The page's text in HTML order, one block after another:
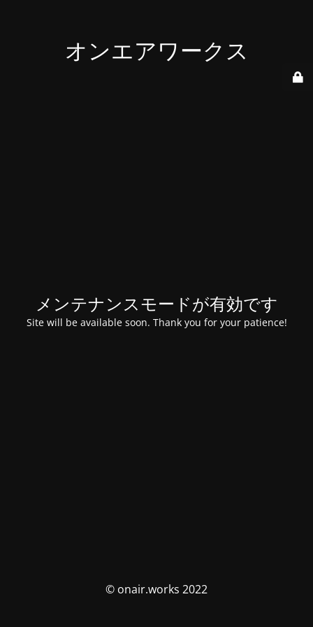
オンエアワークス
メンテナンスモードが有効です
Site will be available soon. Thank you for your patience!
© onair.works 2022